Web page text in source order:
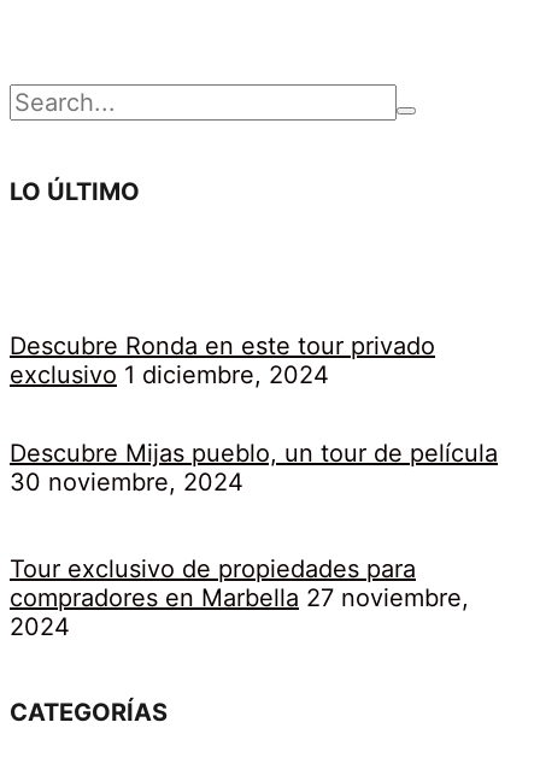
Buscar
por:
LO ÚLTIMO
Descubre Ronda en este tour privado
exclusivo 1 diciembre, 2024
Descubre Mijas pueblo, un tour de película
30 noviembre, 2024
Tour exclusivo de propiedades para
compradores en Marbella 27 noviembre,
2024
CATEGORÍAS